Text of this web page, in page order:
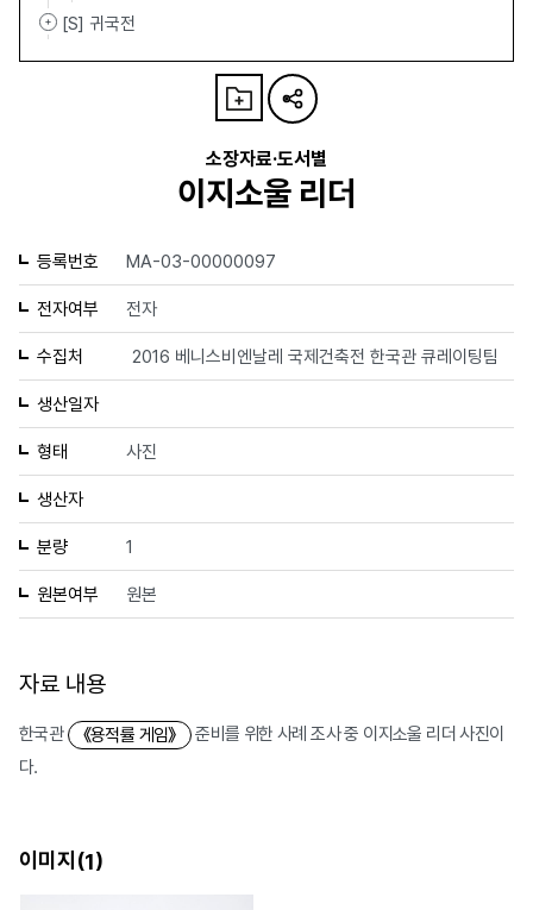
[S] 귀국전
소장자료·도서별
이지소울 리더
등록번호 MA-03-00000097
전자여부 전자
수집처 2016 베니스비엔날레 국제건축전 한국관 큐레이팅팀
생산일자
형태 사진
생산자
분량 1
원본여부 원본
자료 내용
한국관 《용적률 게임》
준비를 위한 사례 조사 중 이지소울 리더 사진이
다.
이미지(1)